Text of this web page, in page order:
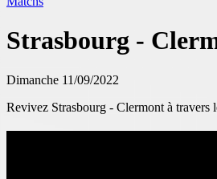
Strasbourg -
Dimanche 11/09/2022
Revivez Strasbourg - Clermont à travers